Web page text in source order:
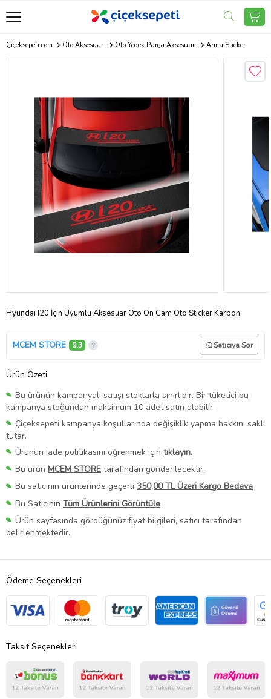
Çiçeksepeti.com Oto Aksesuar Oto Yedek Parça Aksesuar Arma Sticker
Hyundai I20 İçin Uyumlu Aksesuar Oto Ön Cam Oto Sticker Karbon
MCEM STORE 9,3 Satıcıya Sor
Ürün Özeti
Bu ürünün kampanyalı satışı stoklarla sınırlıdır. Bir tüketici bu
kampanya stoğundan maksimum 10 adet satın alabilir.
Çiçeksepeti kampanya koşullarında değişiklik yapma hakkını saklı
tutar.
Ürünün iade politikasını öğrenmek için tıklayın.
Bu ürün MCEM STORE tarafından gönderilecektir.
Bu satıcının ürünlerinde geçerli 350,00 TL Üzeri Kargo Bedava
Bu Satıcının Tüm Ürünlerini Görüntüle
Ürün sayfasında gördüğünüz fiyat bilgileri, satıcı tarafından
belirlenmektedir.
Ödeme Seçenekleri
Taksit Seçenekleri